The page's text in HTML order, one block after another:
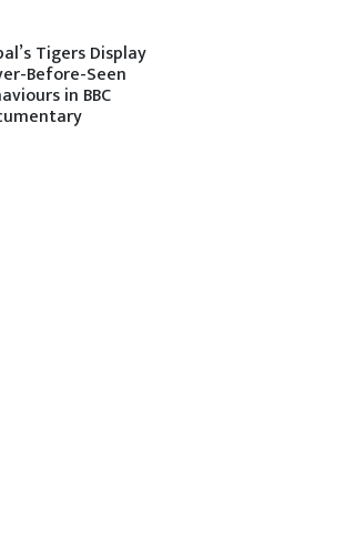
Tigers Display
Before-Seen
in BBC